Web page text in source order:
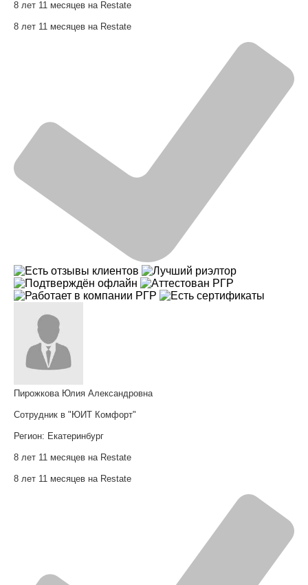
8 лет 11 месяцев на Restate
8 лет 11 месяцев на Restate
Пирожкова Юлия Александровна
Сотрудник в "ЮИТ Комфорт"
Регион: Екатеринбург
8 лет 11 месяцев на Restate
8 лет 11 месяцев на Restate